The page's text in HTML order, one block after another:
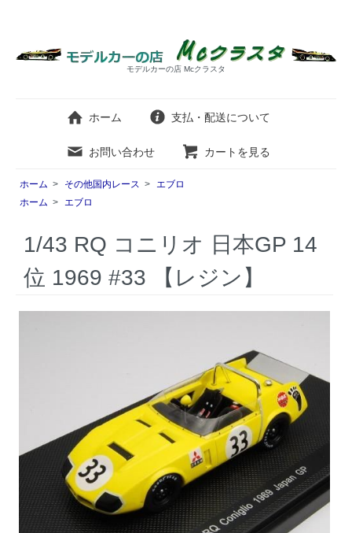
モデルカーの店 Mcクラスタ
ホーム 支払・配送について
お問い合わせ カートを見る
ホーム > その他国内レース > エブロ
ホーム > エブロ
1/43 RQ コニリオ 日本GP 14
位 1969 #33 【レジン】